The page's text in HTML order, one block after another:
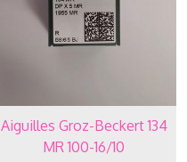
Aiguilles Groz-Beckert 134
MR 100-16/10